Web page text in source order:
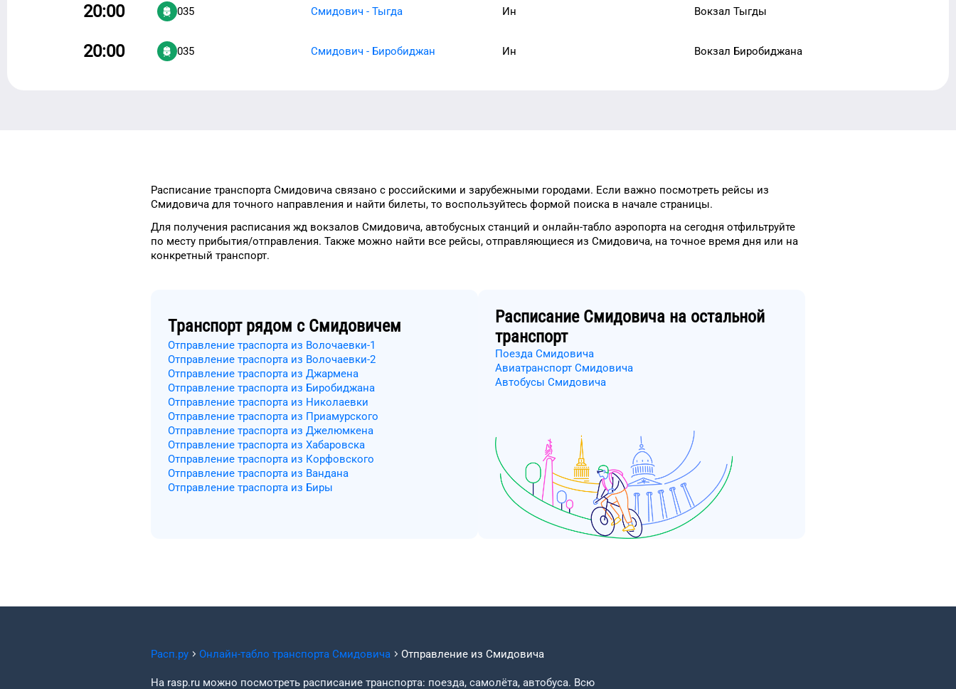
20:00 035 Смидович - Тыгда Ин Вокзал Тыгды
20:00 035 Смидович - Биробиджан Ин Вокзал Биробиджана
Расписание транспорта Смидовича связано с российскими и зарубежными городами. Если важно посмотреть рейсы из
Смидовича для точного направления и найти билеты, то воспользуйтесь формой поиска в начале страницы.
Для получения расписания жд вокзалов Смидовича, автобусных станций и онлайн-табло аэропорта на сегодня отфильтруйте
по месту прибытия/отправления. Также можно найти все рейсы, отправляющиеся из Смидовича, на точное время дня или на
конкретный транспорт.
Транспорт рядом с Смидовичем
Отправление траспорта из Волочаевки-1
Отправление траспорта из Волочаевки-2
Отправление траспорта из Джармена
Отправление траспорта из Биробиджана
Отправление траспорта из Николаевки
Отправление траспорта из Приамурского
Отправление траспорта из Джелюмкена
Отправление траспорта из Хабаровска
Отправление траспорта из Корфовского
Отправление траспорта из Вандана
Отправление траспорта из Биры
Расписание Смидовича на остальной
транспорт
Поезда Смидовича
Авиатранспорт Смидовича
Автобусы Смидовича
Расп.ру Онлайн-табло транспорта Смидовича Отправление из Смидовича
На rasp.ru можно посмотреть расписание транспорта: поезда, самолёта, автобуса. Всю